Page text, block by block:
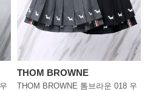
THOM BROWNE
THOM BROWNE 톰브라운 018 우